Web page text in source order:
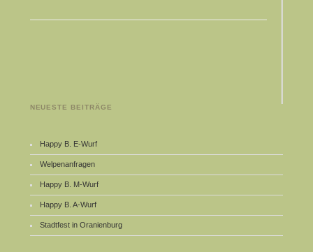
NEUESTE BEITRÄGE
Happy B. E-Wurf
Welpenanfragen
Happy B. M-Wurf
Happy B. A-Wurf
Stadtfest in Oranienburg